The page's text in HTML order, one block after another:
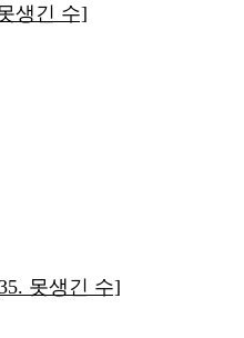
생긴 수]
못생긴 수]